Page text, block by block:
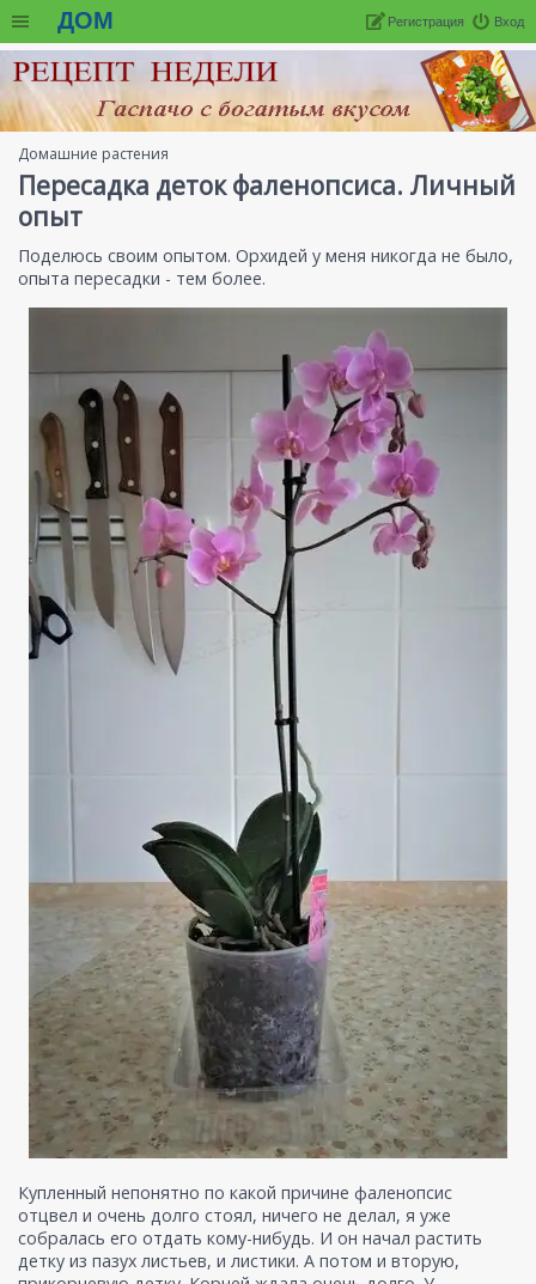
ДОМ Вход
Регистрация
Домашние растения
Пересадка деток фаленопсиса. Личный
опыт
Поделюсь своим опытом. Орхидей у меня никогда не было,
опыта пересадки - тем более.
Купленный непонятно по какой причине фаленопсис
отцвел и очень долго стоял, ничего не делал, я уже
собралась его отдать кому-нибудь. И он начал растить
детку из пазух листьев, и листики. А потом и вторую,